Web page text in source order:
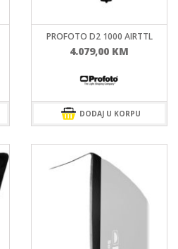
PROFOTO D2 1000 AIRTTL
4.079,00 KM
DODAJ U KORPU